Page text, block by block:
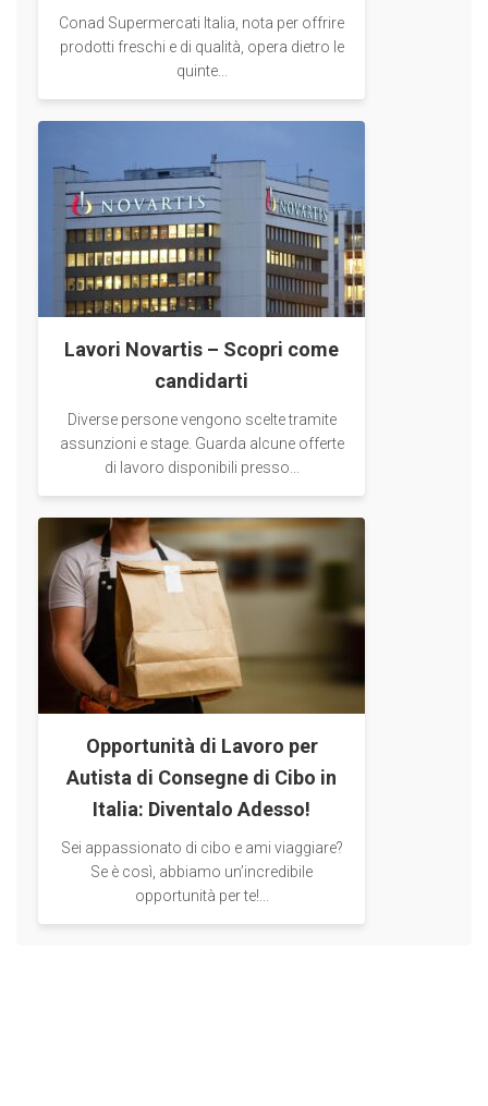
Conad Supermercati Italia, nota per offrire
prodotti freschi e di qualità, opera dietro le
quinte...
Lavori Novartis – Scopri come
candidarti
Diverse persone vengono scelte tramite
assunzioni e stage. Guarda alcune offerte
di lavoro disponibili presso...
Opportunità di Lavoro per
Autista di Consegne di Cibo in
Italia: Diventalo Adesso!
​Sei appassionato di cibo e ami viaggiare?
Se è così, abbiamo un’incredibile
opportunità per te!...